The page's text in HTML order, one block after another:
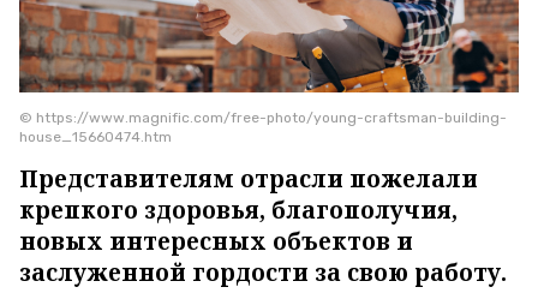
© https://www.magnific.com/free-photo/young-craftsman-building-
house_15660474.htm
Представителям отрасли пожелали
крепкого здоровья, благополучия,
новых интересных объектов и
заслуженной гордости за свою работу.